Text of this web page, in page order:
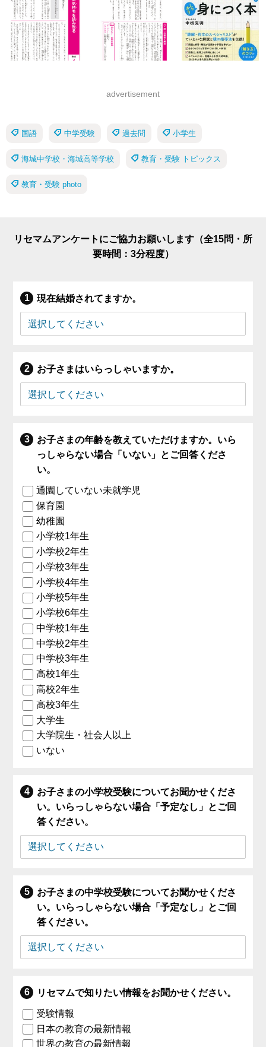
advertisement
国語 中学受験 過去問 小学生
海城中学校・海城高等学校 教育・受験 トピックス
教育・受験 photo
リセマムアンケートにご協力お願いします（全15問・所
要時間：3分程度）
現在結婚されてますか。
お子さまはいらっしゃいますか。
お子さまの年齢を教えていただけますか。いら
っしゃらない場合「いない」とご回答くださ
い。
通園していない未就学児
保育園
幼稚園
小学校1年生
小学校2年生
小学校3年生
小学校4年生
小学校5年生
小学校6年生
中学校1年生
中学校2年生
中学校3年生
高校1年生
高校2年生
高校3年生
大学生
大学院生・社会人以上
いない
お子さまの小学校受験についてお聞かせくださ
い。いらっしゃらない場合「予定なし」とご回
答ください。
お子さまの中学校受験についてお聞かせくださ
い。いらっしゃらない場合「予定なし」とご回
答ください。
リセマムで知りたい情報をお聞かせください。
受験情報
日本の教育の最新情報
世界の教育の最新情報